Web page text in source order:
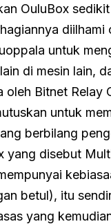
OuluBox
diilhami
untuk
di mesin lain,
oleh Bitnet Relay
untuk
berbilang
yang disebut
betul), itu
yang